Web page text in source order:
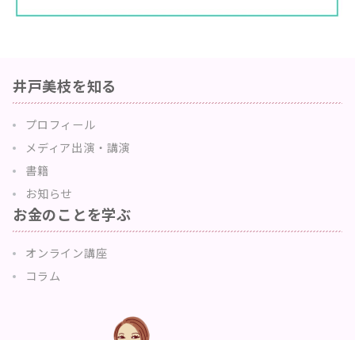
井戸美枝を知る
プロフィール
メディア出演・講演
書籍
お知らせ
お金のことを学ぶ
オンライン講座
コラム